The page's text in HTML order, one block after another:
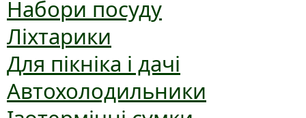
Набори посуду
Ліхтарики
Для пікніка і дачі
Автохолодильники